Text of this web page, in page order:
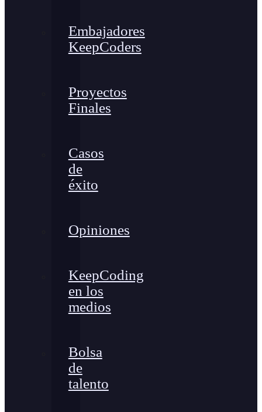
Embajadores
KeepCoders
Proyectos
Finales
Casos
de
éxito
Opiniones
KeepCoding
en los
medios
Bolsa
de
talento